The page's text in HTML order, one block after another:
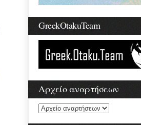
GreekOtakuTeam
Αρχείο αναρτήσεων